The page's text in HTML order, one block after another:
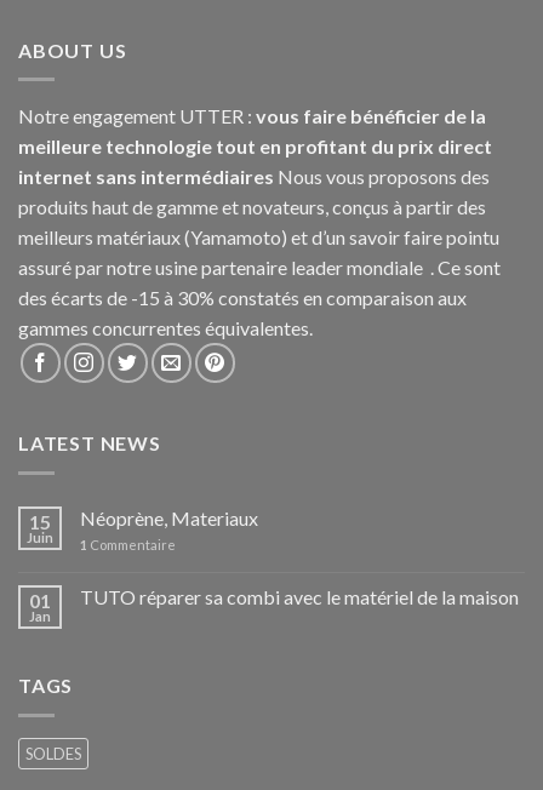
ABOUT US
Notre engagement UTTER : vous faire bénéficier de la
meilleure technologie tout en profitant du prix direct
internet sans intermédiaires Nous vous proposons des
produits haut de gamme et novateurs, conçus à partir des
meilleurs matériaux (Yamamoto) et d’un savoir faire pointu
assuré par notre usine partenaire leader mondiale . Ce sont
des écarts de -15 à 30% constatés en comparaison aux
gammes concurrentes équivalentes.
LATEST NEWS
15
Juin
Néoprène, Materiaux
1 Commentaire
01
Jan
TUTO réparer sa combi avec le matériel de la maison
TAGS
SOLDES